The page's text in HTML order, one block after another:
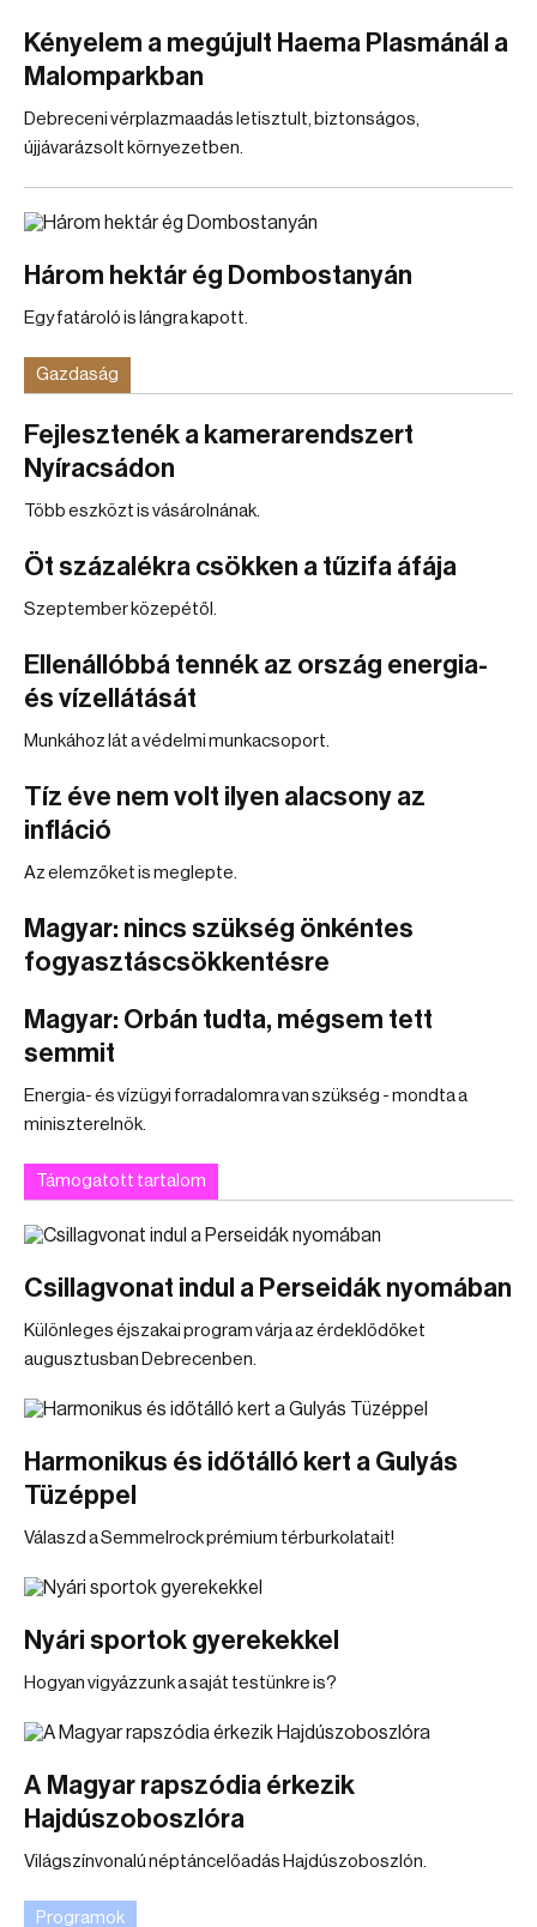
Kényelem a megújult Haema Plasmánál a
Malomparkban
Debreceni vérplazmaadás letisztult, biztonságos,
újjávarázsolt környezetben.
Három hektár ég Dombostanyán
Egy fatároló is lángra kapott.
Gazdaság
Fejlesztenék a kamerarendszert
Nyíracsádon
Több eszközt is vásárolnának.
Öt százalékra csökken a tűzifa áfája
Szeptember közepétől.
Ellenállóbbá tennék az ország energia-
és vízellátását
Munkához lát a védelmi munkacsoport.
Tíz éve nem volt ilyen alacsony az
infláció
Az elemzőket is meglepte.
Magyar: nincs szükség önkéntes
fogyasztáscsökkentésre
Magyar: Orbán tudta, mégsem tett
semmit
Energia- és vízügyi forradalomra van szükség - mondta a
miniszterelnök.
Támogatott tartalom
Csillagvonat indul a Perseidák nyomában
Különleges éjszakai program várja az érdeklődőket
augusztusban Debrecenben.
Harmonikus és időtálló kert a Gulyás
Tüzéppel
Válaszd a Semmelrock prémium térburkolatait!
Nyári sportok gyerekekkel
Hogyan vigyázzunk a saját testünkre is?
A Magyar rapszódia érkezik
Hajdúszoboszlóra
Világszínvonalú néptáncelőadás Hajdúszoboszlón.
Programok